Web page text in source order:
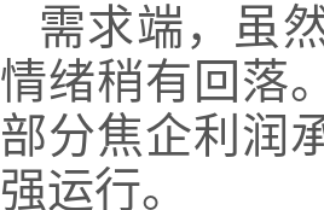
需求端，虽
情绪稍有回落
部分焦企利润
强运行。